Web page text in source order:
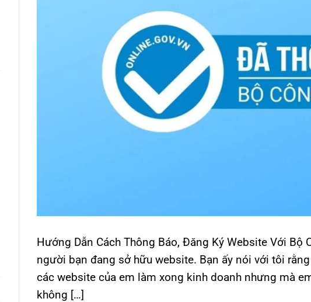
Hướng Dẫn Cách Thông Báo, Đăng Ký Website Với
người bạn đang sở hữu website. Bạn ấy nói với tôi
các website của em làm xong kinh doanh nhưng mà
không […]